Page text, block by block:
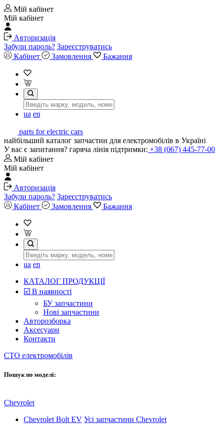
Мій кабінет
Мій кабінет
Авторизація
Забули пароль? Зареєструватись
Кабінет
Замовлення Бажання
ua en
parts for electric cars
найбільший каталог запчастин для електромобілів в Україні
У вас є запитання? гаряча лінія підтримки: +38 (067) 445-77-00
Мій кабінет
Мій кабінет
Авторизація
Забули пароль? Зареєструватись
Кабінет
Замовлення Бажання
ua en
КАТАЛОГ ПРОДУКЦІЇ
☑️ В наявності
БУ запчастини
Нові запчастини
Авторозборка
Аксесуари
Контакти
СТО електромобілів
Пошук по моделі:
Chevrolet
Chevrolet Bolt EV Усі запчастини Chevrolet